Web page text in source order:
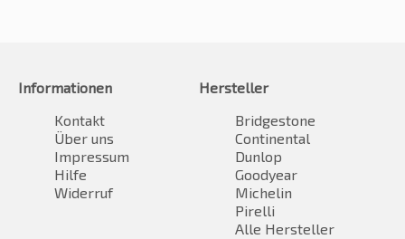
Informationen
Kontakt
Über uns
Impressum
Hilfe
Widerruf
Hersteller
Bridgestone
Continental
Dunlop
Goodyear
Michelin
Pirelli
Alle Hersteller